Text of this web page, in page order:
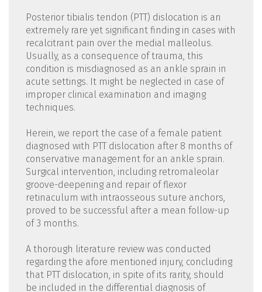
Posterior tibialis tendon (PTT) dislocation is an
extremely rare yet significant finding in cases with
recalcitrant pain over the medial malleolus.
Usually, as a consequence of trauma, this
condition is misdiagnosed as an ankle sprain in
acute settings. It might be neglected in case of
improper clinical examination and imaging
techniques.
Herein, we report the case of a female patient
diagnosed with PTT dislocation after 8 months of
conservative management for an ankle sprain.
Surgical intervention, including retromaleolar
groove-deepening and repair of flexor
retinaculum with intraosseous suture anchors,
proved to be successful after a mean follow-up
of 3 months.
A thorough literature review was conducted
regarding the afore mentioned injury, concluding
that PTT dislocation, in spite of its rarity, should
be included in the differential diagnosis of